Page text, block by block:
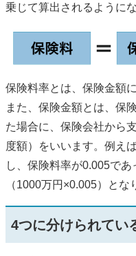
乗じて算出されるように
保険料率とは、保険金額
また、保険金額とは、保
た場合に、保険会社から
度額）をいいます。例え
し、保険料率が0.005で
（1000万円×0.005）とな
4つに分けられてい